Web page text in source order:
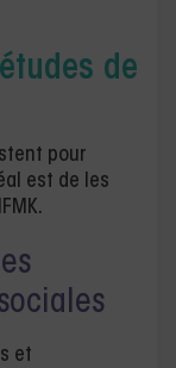
de
pour
est de les
et